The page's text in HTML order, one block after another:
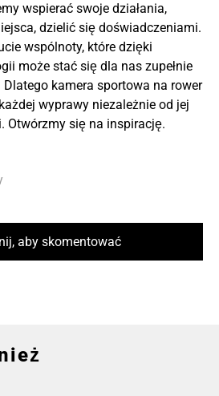
wspierać swoje działania,
dzielić się doświadczeniami.
wspólnoty, które dzięki
może stać się dla nas zupełnie
Dlatego kamera sportowa na rower
wyprawy niezależnie od jej
Otwórzmy się na inspirację.
aby skomentować